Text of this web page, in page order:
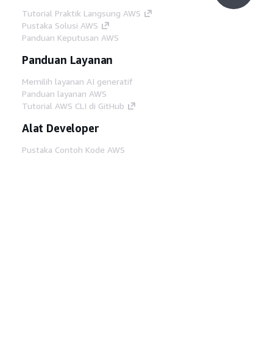
Tutorial Praktik Langsung AWS
Pustaka Solusi AWS
Panduan Keputusan AWS
Panduan Layanan
Memilih layanan AI generatif
Panduan layanan AWS
Tutorial AWS CLI di GitHub
Alat Developer
Pustaka Contoh Kode AWS